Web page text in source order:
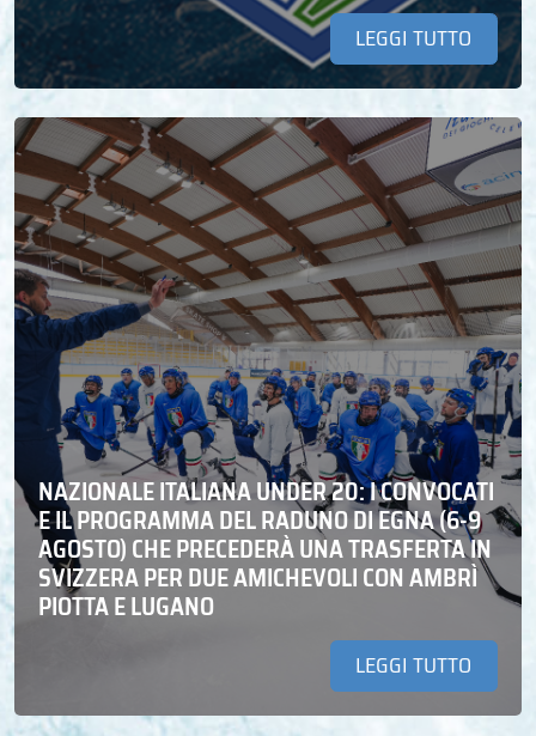
LEGGI TUTTO
NAZIONALE ITALIANA UNDER 20: I CONVOCATI
E IL PROGRAMMA DEL RADUNO DI EGNA (6-9
AGOSTO) CHE PRECEDERÀ UNA TRASFERTA IN
SVIZZERA PER DUE AMICHEVOLI CON AMBRÌ
PIOTTA E LUGANO
LEGGI TUTTO